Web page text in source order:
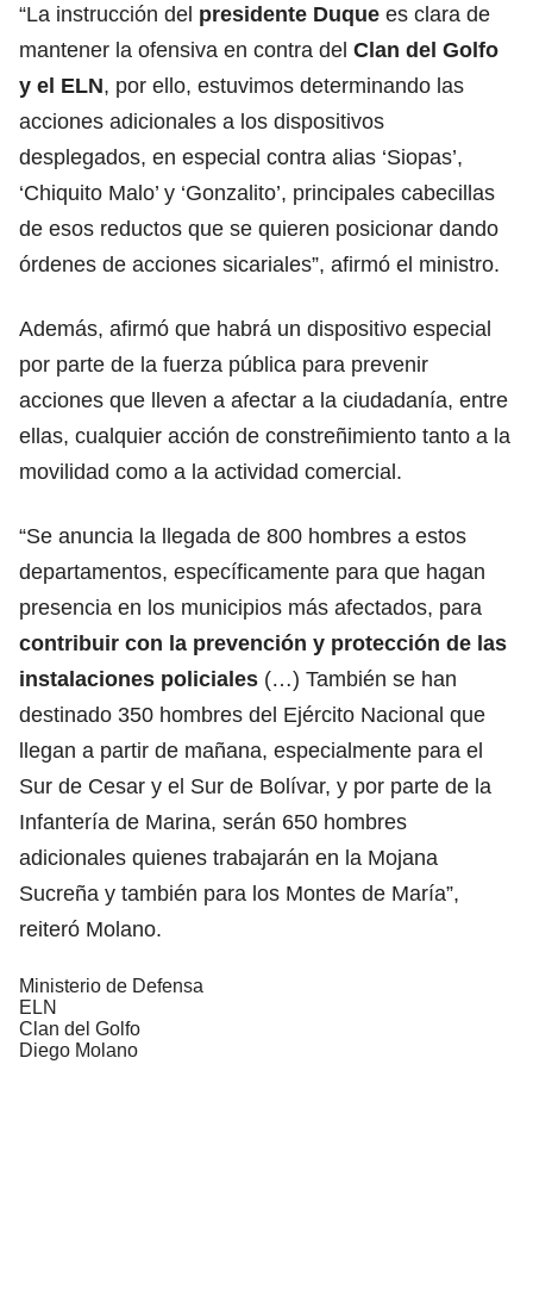
“La instrucción del presidente Duque es clara de
mantener la ofensiva en contra del Clan del Golfo
y el ELN, por ello, estuvimos determinando las
acciones adicionales a los dispositivos
desplegados, en especial contra alias ‘Siopas’,
‘Chiquito Malo’ y ‘Gonzalito’, principales cabecillas
de esos reductos que se quieren posicionar dando
órdenes de acciones sicariales”, afirmó el ministro.
Además, afirmó que habrá un dispositivo especial
por parte de la fuerza pública para prevenir
acciones que lleven a afectar a la ciudadanía, entre
ellas, cualquier acción de constreñimiento tanto a la
movilidad como a la actividad comercial.
“Se anuncia la llegada de 800 hombres a estos
departamentos, específicamente para que hagan
presencia en los municipios más afectados, para
contribuir con la prevención y protección de las
instalaciones policiales (…) También se han
destinado 350 hombres del Ejército Nacional que
llegan a partir de mañana, especialmente para el
Sur de Cesar y el Sur de Bolívar, y por parte de la
Infantería de Marina, serán 650 hombres
adicionales quienes trabajarán en la Mojana
Sucreña y también para los Montes de María”,
reiteró Molano.
Ministerio de Defensa
ELN
Clan del Golfo
Diego Molano